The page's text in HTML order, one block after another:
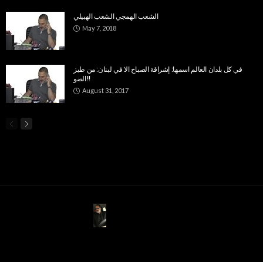
الشعب الهمجي الشعب الهبيلي
May 7, 2018
في كل بلدان العالم اسمها: إشراقة الصباح الا في لبنان: من طيز
الضو!!
August 31, 2017